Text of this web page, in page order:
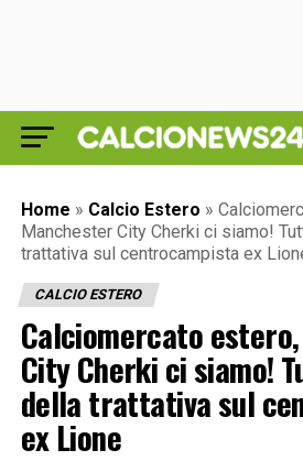
Home » Calcio Estero »
Manchester City Cherki ci siamo!
trattativa sul centrocampista ex
CALCIO ESTERO
Calciomercato
City Cherki ci siamo!
della trattativa sul
ex Lione